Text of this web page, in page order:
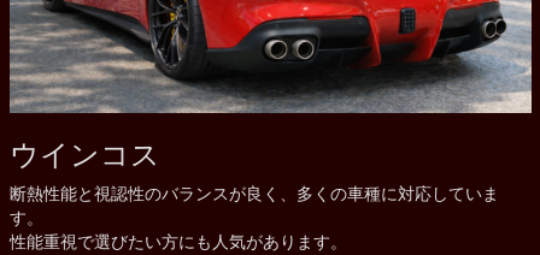
ウインコス
断熱性能と視認性のバランスが良く、多くの車種に対応していま
す。
性能重視で選びたい方にも人気があります。